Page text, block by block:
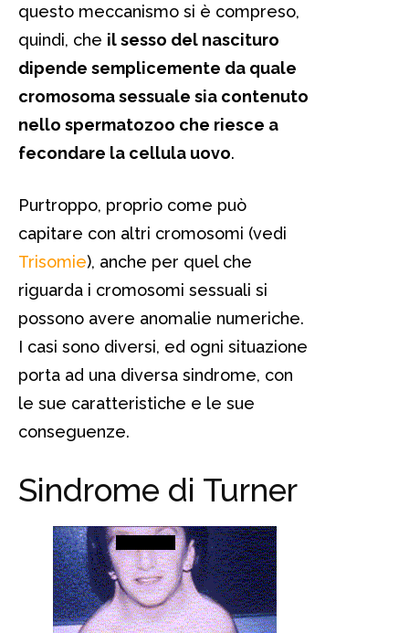
questo meccanismo si è compreso,
quindi, che il sesso del nascituro
dipende semplicemente da quale
cromosoma sessuale sia contenuto
nello spermatozoo che riesce a
fecondare la cellula uovo.
Purtroppo, proprio come può
capitare con altri cromosomi (vedi
Trisomie), anche per quel che
riguarda i cromosomi sessuali si
possono avere anomalie numeriche.
I casi sono diversi, ed ogni situazione
porta ad una diversa sindrome, con
le sue caratteristiche e le sue
conseguenze.
Sindrome di Turner